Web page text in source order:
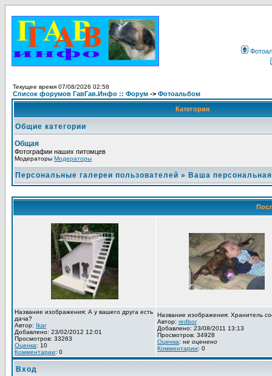
Текущее время 07/08/2026 02:58
Список форумов ГавГав.Инфо :: Форум -> Фотоальбом
Категория
Общие категории
Общая
Фотографии наших питомцев
Модераторы Модераторы
Персональные галереи пользователей » Ваша
Название изображения: А у вашего друга есть
дача?
Автор: Ikar
Добавлено: 23/02/2012 12:01
Просмотров: 33263
Оценка: 10
Комментарии: 0
Название изображения: Хранитель
Автор: redbor
Добавлено: 23/08/2011 13:13
Просмотров: 34928
Оценка: не оценено
Комментарии: 0
Вход